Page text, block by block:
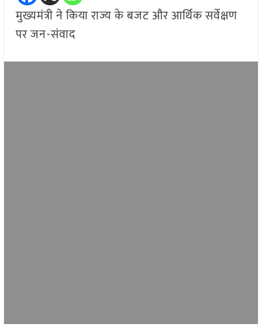
मुख्यमंत्री ने किया राज्य के बजट और आर्थिक सर्वेक्षण
पर जन-संवाद